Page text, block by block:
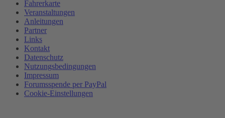
Fahrerkarte
Veranstaltungen
Anleitungen
Partner
Links
Kontakt
Datenschutz
Nutzungsbedingungen
Impressum
Forumsspende per PayPal
Cookie-Einstellungen